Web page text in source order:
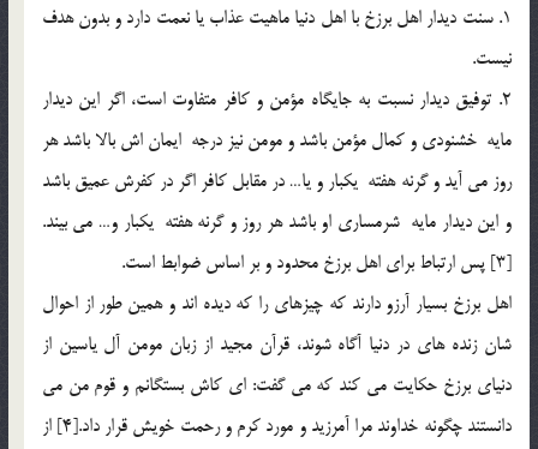
1. سنت ديدار اهل برزخ با اهل دنيا ماهيت عذاب يا نعمت دارد و بدون هدف
نيست.
2. توفيق ديدار نسبت به جايگاه مؤمن و كافر متفاوت است، اگر اين ديدار
مايه خشنودي و كمال مؤمن باشد و مومن نيز درجه ايمان اش بالا باشد هر
روز مي آيد و گرنه هفته يكبار و يا… در مقابل كافر اگر در كفرش عميق باشد
و اين ديدار مايه شرمساري او باشد هر روز و گرنه هفته يكبار و… مي بيند.
[3] پس ارتباط براي اهل برزخ محدود و بر اساس ضوابط است.
اهل برزخ بسيار آرزو دارند كه چيزهاي را كه ديده اند و همين طور از احوال
شان زنده هاي در دنيا آگاه شوند، قرآن مجيد از زبان مومن آل ياسين از
دنياي برزخ حكايت مي كند كه مي گفت: اي كاش بستگانم و قوم من مي
دانستند چگونه خداوند مرا آمرزيد و مورد كرم و رحمت خويش قرار داد.[4] از